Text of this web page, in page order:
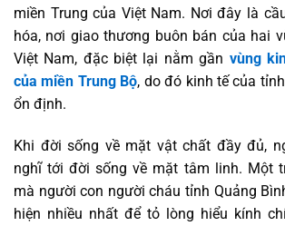
miền Trung của Việt Nam. Nơi đây là
hóa, nơi giao thương buôn bán của hai
Việt Nam, đặc biệt lại nằm gần vùng
của miền Trung Bộ, do đó kinh tế của
ổn định.
Khi đời sống về mặt vật chất đầy đủ,
nghĩ tới đời sống về mặt tâm linh. Một
mà người con người cháu tỉnh Quảng
hiện nhiều nhất để tỏ lòng hiểu kính